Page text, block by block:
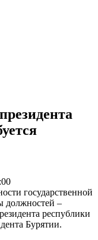
государственной
должностей –
республики
Бурятии.